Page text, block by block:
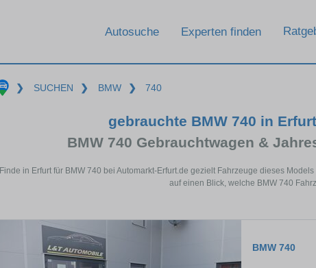
Autosuche Experten finden
❯ SUCHEN ❯ BMW ❯ 740
gebrauchte BMW 740 in
BMW 740 Gebrauchtwagen &
Finde in Erfurt für BMW 740 bei Automarkt-Erfurt.de gezielt Fahrzeuge dieses
auf einen Blick, welche BMW 740
BMW 740